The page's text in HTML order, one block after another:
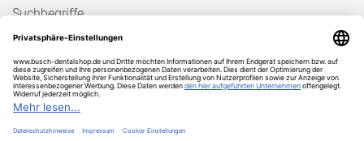
Suchbegriffe
Bestellungen und Rücksendungen